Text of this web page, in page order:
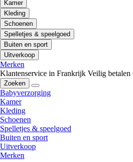
Kamer
Kleding
Schoenen
Spelletjes & speelgoed
Buiten en sport
Uitverkoop
Merken
Klantenservice in Frankrijk Veilig betalen
Zoeken
Babyverzorging
Kamer
Kleding
Schoenen
Spelletjes & speelgoed
Buiten en sport
Uitverkoop
Merken